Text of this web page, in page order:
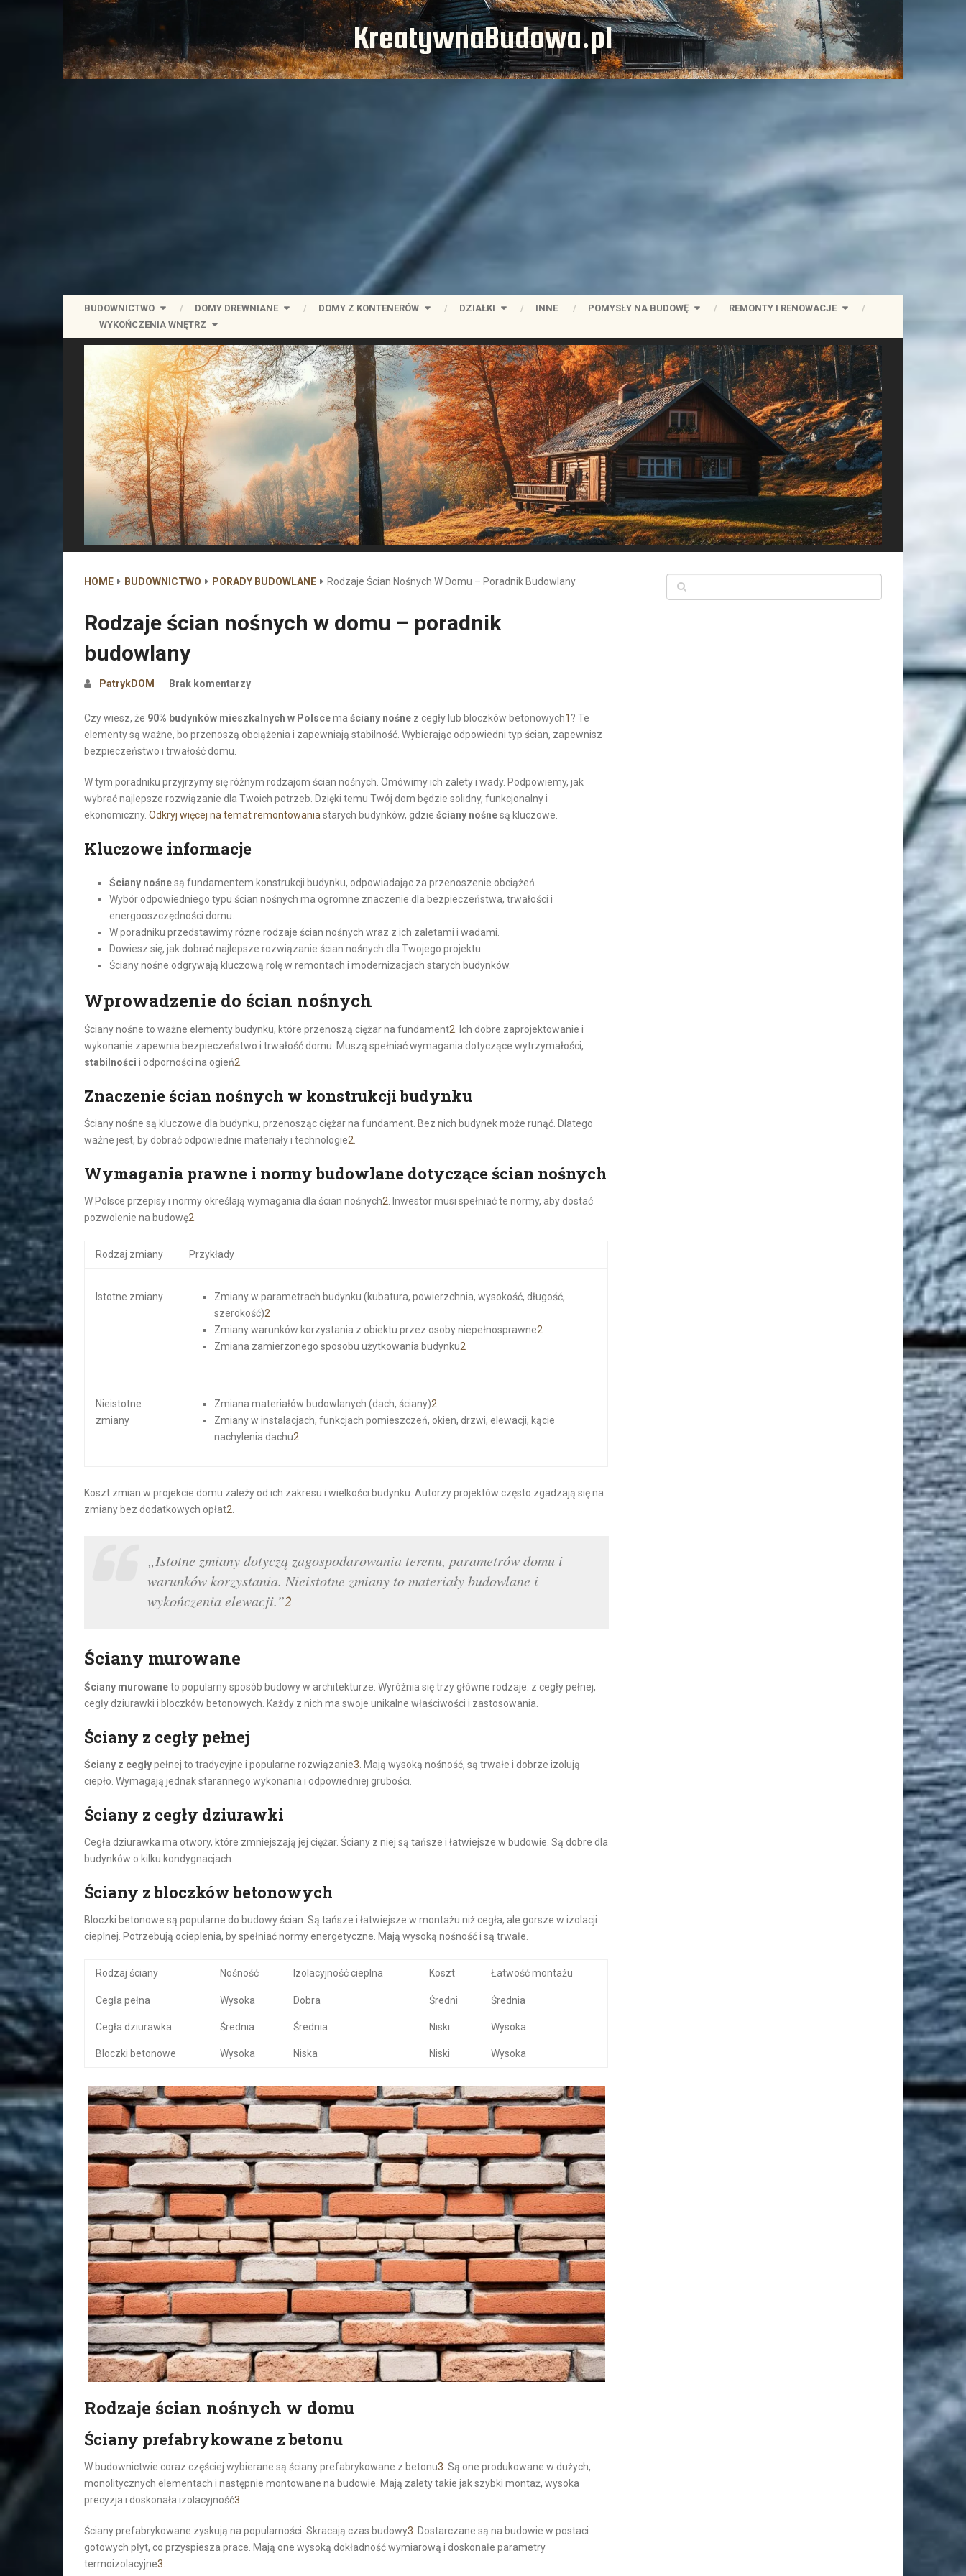
KreatywnaBudowa.pl
BUDOWNICTWO DOMY DREWNIANE DOMY Z KONTENERÓW DZIAŁKI INNE POMYSŁY NA BUDOWĘ
REMONTY I RENOWACJE
WYKOŃCZENIA WNĘTRZ
HOME BUDOWNICTWO PORADY BUDOWLANE Rodzaje Ścian Nośnych W Domu – Poradnik Budowlany
Rodzaje ścian nośnych w domu – poradnik
budowlany
PatrykDOM Brak komentarzy
Czy wiesz, że 90% budynków mieszkalnych w Polscema ściany nośne z cegły lub bloczków betonowych1 ? Te
elementy są ważne, bo przenoszą obciążenia i zapewniają stabilność. Wybierając odpowiedni typ ścian, zapewnisz
bezpieczeństwo i trwałość domu.
W tym poradniku przyjrzymy się różnym rodzajom ścian nośnych. Omówimy ich zalety i wady. Podpowiemy, jak
wybrać najlepsze rozwiązanie dla Twoich potrzeb. Dzięki temu Twój dom będzie solidny, funkcjonalny i
ekonomiczny. Odkryj więcej na temat remontowania starych budynków, gdzie ściany nośnesą kluczowe.
Kluczowe informacje
Ściany nośnesą fundamentem konstrukcji budynku, odpowiadając za przenoszenie obciążeń.
Wybór odpowiedniego typu ścian nośnych ma ogromne znaczenie dla bezpieczeństwa, trwałości i
energooszczędności domu.
W poradniku przedstawimy różne rodzaje ścian nośnych wraz z ich zaletami i wadami.
Dowiesz się, jak dobrać najlepsze rozwiązanie ścian nośnych dla Twojego projektu.
Ściany nośne odgrywają kluczową rolę w remontach i modernizacjach starych budynków.
Wprowadzenie do ścian nośnych
Ściany nośne to ważne elementy budynku, które przenoszą ciężar na fundament2. Ich dobre zaprojektowanie i
wykonanie zapewnia bezpieczeństwo i trwałość domu. Muszą spełniać wymagania dotyczące wytrzymałości,
stabilności i odporności na ogień2.
Znaczenie ścian nośnych w konstrukcji budynku
Ściany nośne są kluczowe dla budynku, przenosząc ciężar na fundament. Bez nich budynek może runąć. Dlatego
ważne jest, by dobrać odpowiednie materiały i technologie2.
Wymagania prawne i normy budowlane dotyczące ścian nośnych
W Polsce przepisy i normy określają wymagania dla ścian nośnych2. Inwestor musi spełniać te normy, aby dostać
pozwolenie na budowę2.
Rodzaj zmiany Przykłady
Istotne zmiany
Zmiany w parametrach budynku (kubatura, powierzchnia, wysokość, długość,
szerokość)2
Zmiany warunków korzystania z obiektu przez osoby niepełnosprawne2
Zmiana zamierzonego sposobu użytkowania budynku2
Nieistotne
zmiany
Zmiana materiałów budowlanych (dach, ściany)2
Zmiany w instalacjach, funkcjach pomieszczeń, okien, drzwi, elewacji, kącie
nachylenia dachu2
Koszt zmian w projekcie domu zależy od ich zakresu i wielkości budynku. Autorzy projektów często zgadzają się na
zmiany bez dodatkowych opłat2.
„Istotne zmiany dotyczą zagospodarowania terenu, parametrów domu i
warunków korzystania. Nieistotne zmiany to materiały budowlane i
wykończenia elewacji.”2
Ściany murowane
Ściany murowaneto popularny sposób budowy w architekturze. Wyróżnia się trzy główne rodzaje: z cegły pełnej,
cegły dziurawki i bloczków betonowych. Każdy z nich ma swoje unikalne właściwości i zastosowania.
Ściany z cegły pełnej
Ściany z cegłypełnej to tradycyjne i popularne rozwiązanie3. Mają wysoką nośność, są trwałe i dobrze izolują
ciepło. Wymagają jednak starannego wykonania i odpowiedniej grubości.
Ściany z cegły dziurawki
Cegła dziurawka ma otwory, które zmniejszają jej ciężar. Ściany z niej są tańsze i łatwiejsze w budowie. Są dobre dla
budynków o kilku kondygnacjach.
Ściany z bloczków betonowych
Bloczki betonowe są popularne do budowy ścian. Są tańsze i łatwiejsze w montażu niż cegła, ale gorsze w izolacji
cieplnej. Potrzebują ocieplenia, by spełniać normy energetyczne. Mają wysoką nośność i są trwałe.
Rodzaj ściany Nośność Izolacyjność cieplna Koszt Łatwość montażu
Cegła pełna Wysoka Dobra Średni Średnia
Cegła dziurawka Średnia Średnia Niski Wysoka
Bloczki betonowe Wysoka Niska Niski Wysoka
Rodzaje ścian nośnych w domu
Ściany prefabrykowane z betonu
W budownictwie coraz częściej wybierane są ściany prefabrykowane z betonu3 . Są one produkowane w dużych,
monolitycznych elementach i następnie montowane na budowie. Mają zalety takie jak szybki montaż, wysoka
precyzja i doskonała izolacyjność3
Ściany prefabrykowane zyskują na popularności. Skracają czas budowy3 . Dostarczane są na budowie w postaci
gotowych płyt, co przyspiesza prace. Mają one wysoką dokładność wymiarową i doskonałe parametry
termoizolacyjne3